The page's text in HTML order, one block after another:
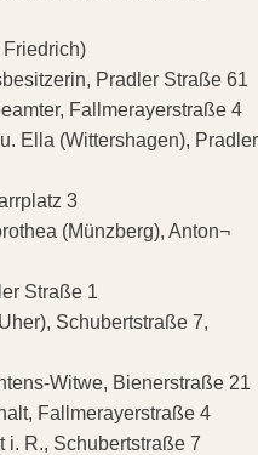
Pradler Straße 61
Fallmerayerstraße 4
Ella (Wittershagen), Pradler
3
(Münzberg), Anton¬
Straße 1
Schubertstraße 7,
Witwe, Bienerstraße 21
Fallmerayerstraße 4
i. R., Schubertstraße 7